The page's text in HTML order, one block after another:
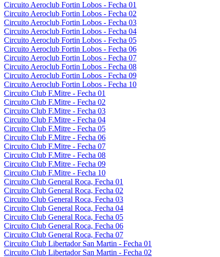
Circuito Aeroclub Fortin Lobos - Fecha 01
Circuito Aeroclub Fortin Lobos - Fecha 02
Circuito Aeroclub Fortin Lobos - Fecha 03
Circuito Aeroclub Fortin Lobos - Fecha 04
Circuito Aeroclub Fortin Lobos - Fecha 05
Circuito Aeroclub Fortin Lobos - Fecha 06
Circuito Aeroclub Fortin Lobos - Fecha 07
Circuito Aeroclub Fortin Lobos - Fecha 08
Circuito Aeroclub Fortin Lobos - Fecha 09
Circuito Aeroclub Fortin Lobos - Fecha 10
Circuito Club F.Mitre - Fecha 01
Circuito Club F.Mitre - Fecha 02
Circuito Club F.Mitre - Fecha 03
Circuito Club F.Mitre - Fecha 04
Circuito Club F.Mitre - Fecha 05
Circuito Club F.Mitre - Fecha 06
Circuito Club F.Mitre - Fecha 07
Circuito Club F.Mitre - Fecha 08
Circuito Club F.Mitre - Fecha 09
Circuito Club F.Mitre - Fecha 10
Circuito Club General Roca, Fecha 01
Circuito Club General Roca, Fecha 02
Circuito Club General Roca, Fecha 03
Circuito Club General Roca, Fecha 04
Circuito Club General Roca, Fecha 05
Circuito Club General Roca, Fecha 06
Circuito Club General Roca, Fecha 07
Circuito Club Libertador San Martin - Fecha 01
Circuito Club Libertador San Martin - Fecha 02